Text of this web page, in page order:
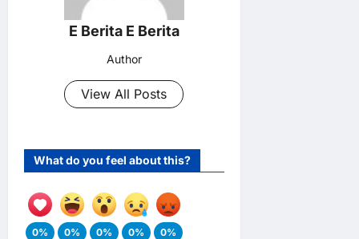
E Berita E Berita
Author
View All Posts
What do you feel about this?
0%
0%
0%
0%
0%